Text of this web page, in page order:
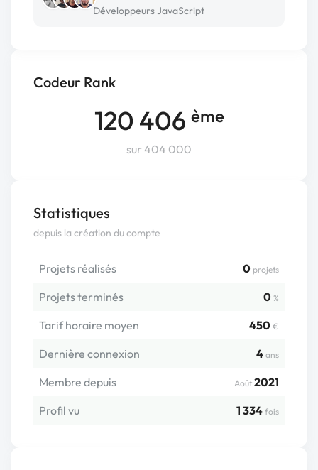
Codeur Rank
120 406 ème
sur 404 000
Statistiques
depuis la création du compte
Projets réalisés 0 projets
Projets terminés 0 %
Tarif horaire moyen 450 €
Dernière connexion 4 ans
Membre depuis Août 2021
Profil vu
1 334 fois
Développeurs JavaScript